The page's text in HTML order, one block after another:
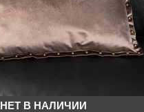
НЕТ В НАЛИЧИИ